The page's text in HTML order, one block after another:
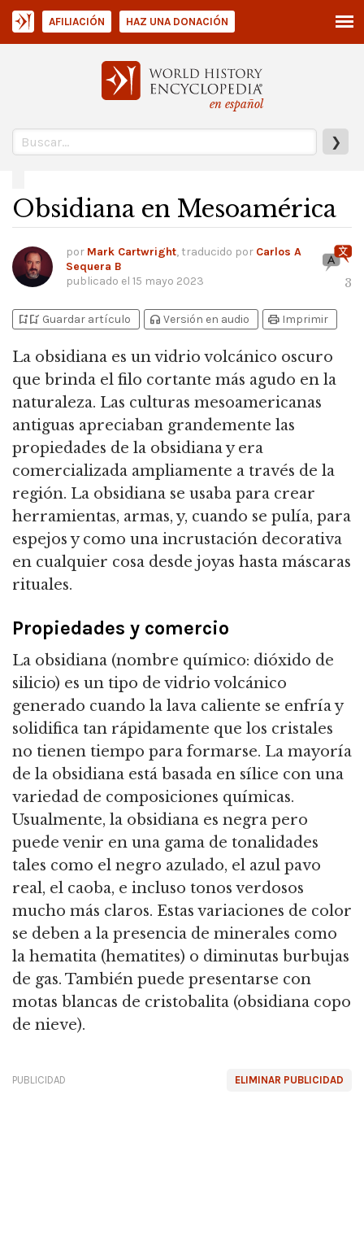
en español
❯
AFILIACIÓN HAZ UNA DONACIÓN
Obsidiana en Mesoamérica
por Mark Cartwright, traducido por Carlos A
Sequera B
publicado el 15 mayo 2023 3
bookmark_addbookmark_added Guardar artículo headphones Versión en audio print Imprimir
La obsidiana es un vidrio volcánico oscuro
que brinda el filo cortante más agudo en la
naturaleza. Las culturas mesoamericanas
antiguas apreciaban grandemente las
propiedades de la obsidiana y era
comercializada ampliamente a través de la
región. La obsidiana se usaba para crear
herramientas, armas, y, cuando se pulía, para
espejos y como una incrustación decorativa
en cualquier cosa desde joyas hasta máscaras
rituales.
Propiedades y comercio
La obsidiana (nombre químico: dióxido de
silicio) es un tipo de vidrio volcánico
generado cuando la lava caliente se enfría y
solidifica tan rápidamente que los cristales
no tienen tiempo para formarse. La mayoría
de la obsidiana está basada en sílice con una
variedad de composiciones químicas.
Usualmente, la obsidiana es negra pero
puede venir en una gama de tonalidades
tales como el negro azulado, el azul pavo
real, el caoba, e incluso tonos verdosos
mucho más claros. Estas variaciones de color
se deben a la presencia de minerales como
la hematita (hematites) o diminutas burbujas
de gas. También puede presentarse con
motas blancas de cristobalita (obsidiana copo
de nieve).
ELIMINAR PUBLICIDAD
PUBLICIDAD